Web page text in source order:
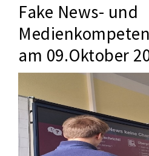
Fake News- und
am 09.Oktober